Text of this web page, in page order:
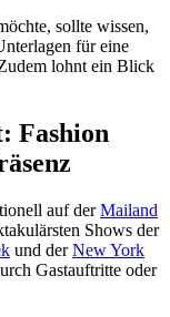
sollte wissen,
für eine
lohnt ein Blick
Fashion
auf derMailand
Shows der
und derNew York
Gastauftritte oder